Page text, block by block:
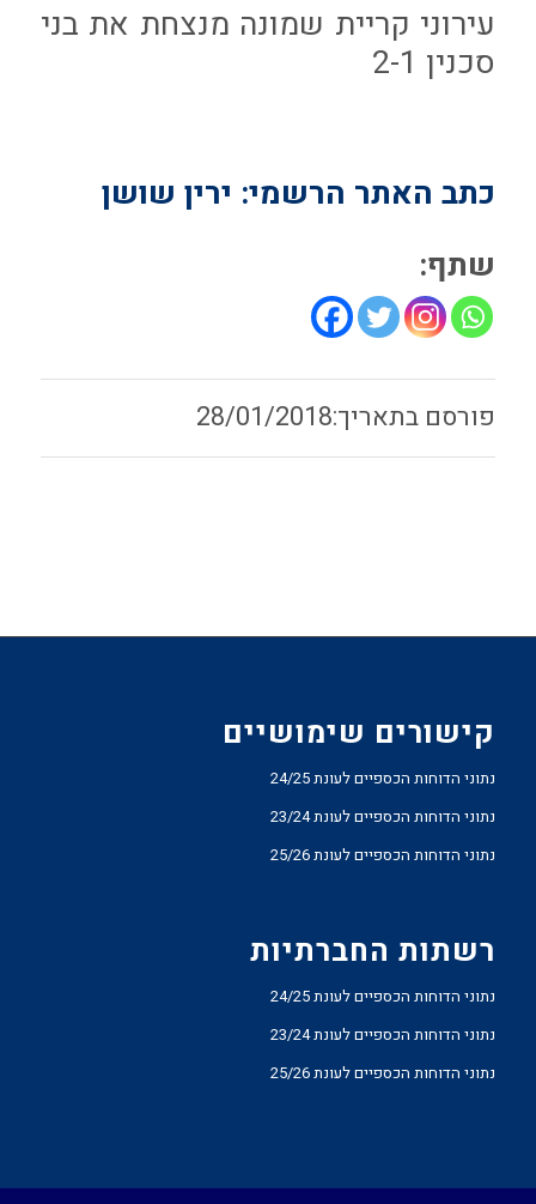
עירוני קריית שמונה מנצחת את בני
סכנין 2-1
כתב האתר הרשמי: ירין שושן
שתף:
28/01/2018
קישורים שימושיים
נתוני הדוחות הכספיים לעונת 24/25
נתוני הדוחות הכספיים לעונת 23/24
נתוני הדוחות הכספיים לעונת 25/26
רשתות החברתיות
נתוני הדוחות הכספיים לעונת 24/25
נתוני הדוחות הכספיים לעונת 23/24
נתוני הדוחות הכספיים לעונת 25/26